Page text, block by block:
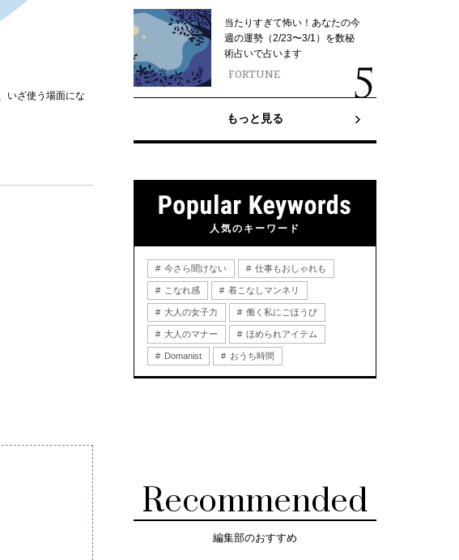
いざ使う場面にな
当たりすぎて怖い！あなたの今
週の運勢（2/23〜3/1）を数秘
術占いで占います
FORTUNE
もっと見る
人気のキーワード
今さら聞けない 仕事もおしゃれも
こなれ感 着こなしマンネリ
大人の女子力 働く私にごほうび
大人のマナー ほめられアイテム
Domanist おうち時間
Recommended
編集部のおすすめ